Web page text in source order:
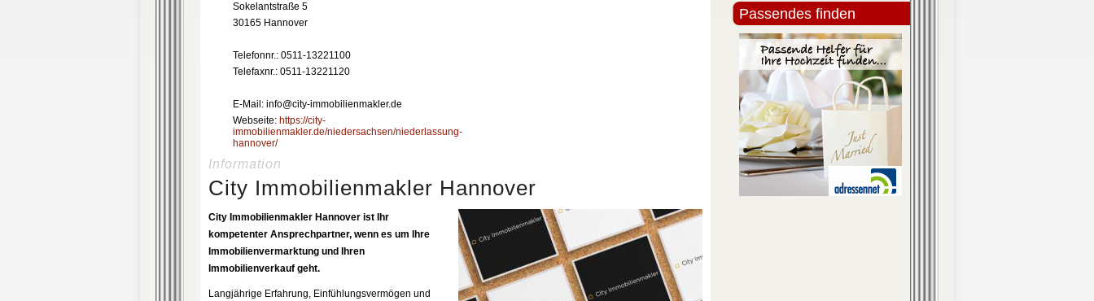
Sokelantstraße 5
30165 Hannover
Telefonnr.: 0511-13221100
Telefaxnr.: 0511-13221120
E-Mail: info@city-immobilienmakler.de
Webseite: https://city-
immobilienmakler.de/niedersachsen/niederlassung-
hannover/
Information
City Immobilienmakler Hannover
City Immobilienmakler Hannover ist Ihr
kompetenter Ansprechpartner, wenn es um Ihre
Immobilienvermarktung und Ihren
Immobilienverkauf geht.
Langjährige Erfahrung, Einfühlungsvermögen und
Passendes finden